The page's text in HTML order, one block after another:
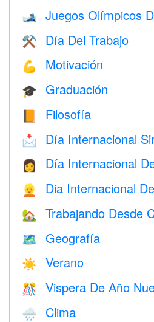
🎿 Juegos Olímpicos
⚒️ Día Del Trabajo
💪 Motivación
🎓 Graduación
📙 Filosofía
📩 Día Internacional
👩 Día Internacional
👱 Dia Internacional
🏡 Trabajando Desde
🗺 Geografía
☀️ Verano
🎊 Vispera De Año
🌧 Clima